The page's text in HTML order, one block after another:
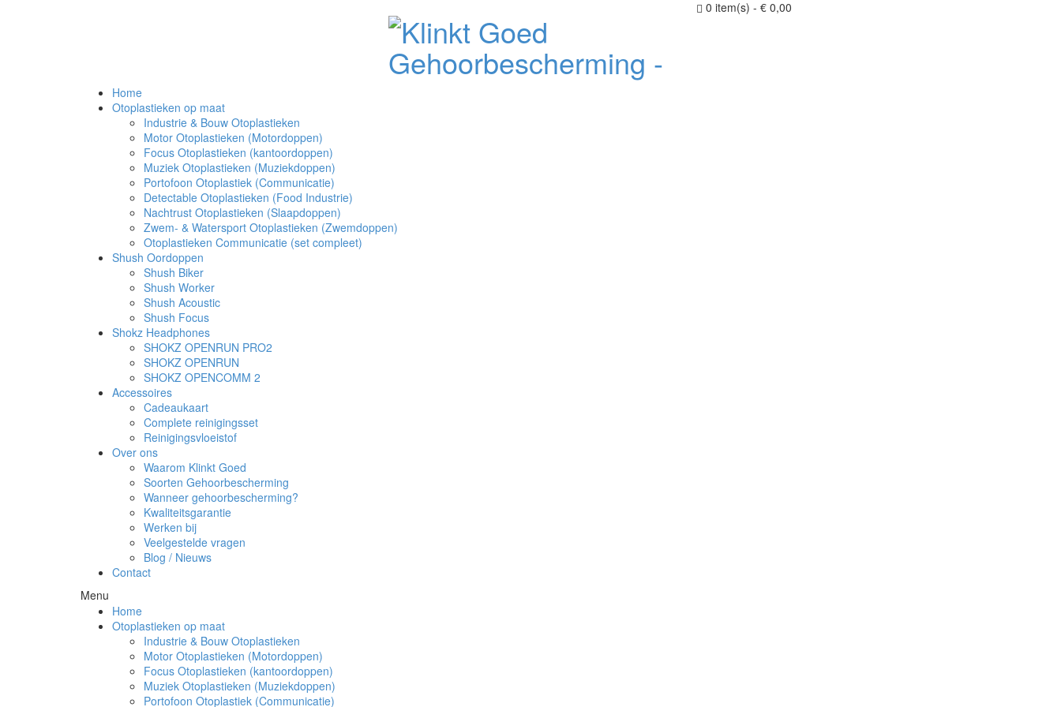
0 item(s) - €0,00
Home
Otoplastieken op maat
Industrie & Bouw Otoplastieken
Motor Otoplastieken (Motordoppen)
Focus Otoplastieken (kantoordoppen)
Muziek Otoplastieken (Muziekdoppen)
Portofoon Otoplastiek (Communicatie)
Detectable Otoplastieken (Food Industrie)
Nachtrust Otoplastieken (Slaapdoppen)
Zwem- & Watersport Otoplastieken (Zwemdoppen)
Otoplastieken Communicatie (set compleet)
Shush Oordoppen
Shush Biker
Shush Worker
Shush Acoustic
Shush Focus
Shokz Headphones
SHOKZ OPENRUN PRO2
SHOKZ OPENRUN
SHOKZ OPENCOMM 2
Accessoires
Cadeaukaart
Complete reinigingsset
Reinigingsvloeistof
Over ons
Waarom Klinkt Goed
Soorten Gehoorbescherming
Wanneer gehoorbescherming?
Kwaliteitsgarantie
Werken bij
Veelgestelde vragen
Blog / Nieuws
Contact
Menu
Home
Otoplastieken op maat
Industrie & Bouw Otoplastieken
Motor Otoplastieken (Motordoppen)
Focus Otoplastieken (kantoordoppen)
Muziek Otoplastieken (Muziekdoppen)
Portofoon Otoplastiek (Communicatie)